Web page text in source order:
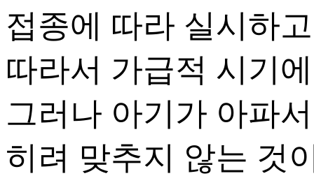
접종에 따라 실시하
따라서 가급적 시기
그러나 아기가 아파
히려 맞추지 않는 것